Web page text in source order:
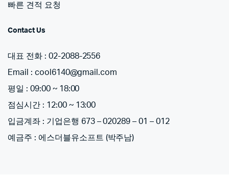
빠른 견적 요청
Contact Us
대표 전화 : 02-2088-2556
Email : cool6140@gmail.com
평일 : 09:00 ~ 18:00
점심시간 : 12:00 ~ 13:00
입금계좌 : 기업은행 673 – 020289 – 01 – 012
예금주 : 에스더블유소프트 (박주남)